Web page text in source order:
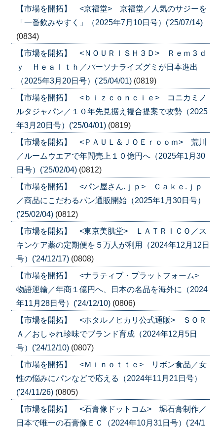
【市場を開拓】 <京福堂> 京福堂／人気のサジーを
「一番飲みやすく」（2025年7月10日号）('25/07/14)
(0834)
【市場を開拓】 <ＮＯＵＲＩＳＨ３Ｄ> Ｒｅｍ３ｄ
ｙ Ｈｅａｌｔｈ／パーソナライズグミが日本進出
（2025年3月20日号）('25/04/01) (0819)
【市場を開拓】 <ｂｉｚｃｏｎｃｉｅ> コニカミノ
ルタジャパン／１０年先見据え複合提案で攻勢（2025
年3月20日号）('25/04/01) (0819)
【市場を開拓】 <ＰＡＵＬ＆ＪＯＥｒｏｏｍ> 荒川
／ルームウエアで年間売上１０億円へ（2025年1月30
日号）('25/02/04) (0812)
【市場を開拓】 <パン屋さん.ｊｐ> Ｃａｋｅ.ｊｐ
／商品にこだわるパン通販開始（2025年1月30日号）
('25/02/04) (0812)
【市場を開拓】 <東京美肌堂> ＬＡＴＲＩＣＯ／ス
キンケア薬の定期便を５万人が利用（2024年12月12日
号）('24/12/17) (0808)
【市場を開拓】 <ナラティブ・プラットフォーム>
物語運輸／年商１億円へ、日本の名品を海外に（2024
年11月28日号）('24/12/10) (0806)
【市場を開拓】 <ホタルノヒカリ公式通販> ＳＯＲ
Ａ／おしゃれ珍味でブランド育成（2024年12月5日
号）('24/12/10) (0807)
【市場を開拓】 <Ｍｉｎｏｔｔｅ> リボン食品／女
性の悩みにパンなどで応える（2024年11月21日号）
('24/11/26) (0805)
【市場を開拓】 <石膏像ドットコム> 堀石膏制作／
日本で唯一の石膏像ＥＣ（2024年10月31日号）('24/1